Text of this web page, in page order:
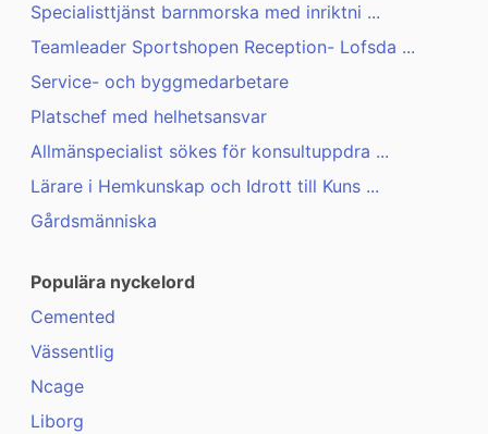
Specialisttjänst barnmorska med inriktni ...
Teamleader Sportshopen Reception- Lofsda ...
Service- och byggmedarbetare
Platschef med helhetsansvar
Allmänspecialist sökes för konsultuppdra ...
Lärare i Hemkunskap och Idrott till Kuns ...
Gårdsmänniska
Populära nyckelord
Cemented
Vässentlig
Ncage
Liborg